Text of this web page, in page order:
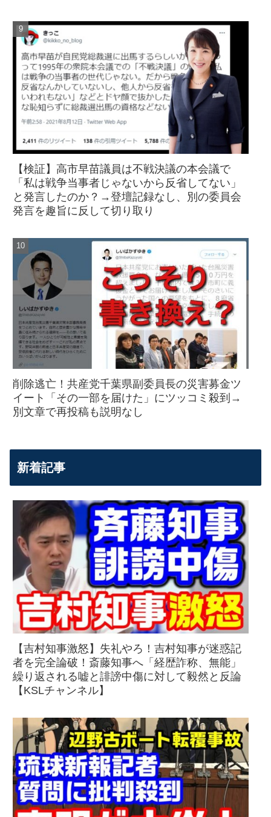
【検証】高市早苗議員は不戦決議の本会議で
「私は戦争当事者じゃないから反省してない」
と発言したのか？→登壇記録なし、別の委員会
発言を趣旨に反して切り取り
削除逃亡！共産党千葉県副委員長の災害募金ツ
イート「その一部を届けた」にツッコミ殺到→
別文章で再投稿も説明なし
新着記事
【吉村知事激怒】失礼やろ！吉村知事が迷惑記
者を完全論破！斎藤知事へ「経歴詐称、無能」
繰り返される嘘と誹謗中傷に対して毅然と反論
【KSLチャンネル】